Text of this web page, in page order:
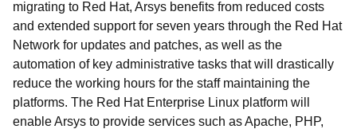
migrating to Red Hat, Arsys benefits from reduced costs
and extended support for seven years through the Red Hat
Network for updates and patches, as well as the
automation of key administrative tasks that will drastically
reduce the working hours for the staff maintaining the
platforms. The Red Hat Enterprise Linux platform will
enable Arsys to provide services such as Apache, PHP,